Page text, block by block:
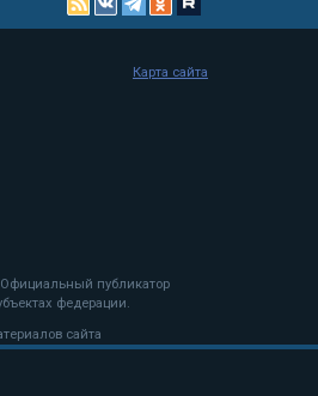
Официальный публикатор
федерации.
сайта
Карта сайта